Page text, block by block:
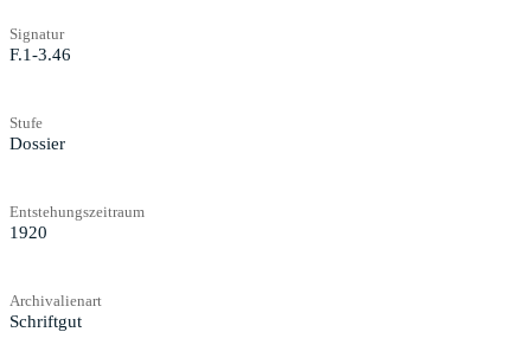
Signatur
F.1-3.46
Stufe
Dossier
Entstehungszeitraum
1920
Archivalienart
Schriftgut